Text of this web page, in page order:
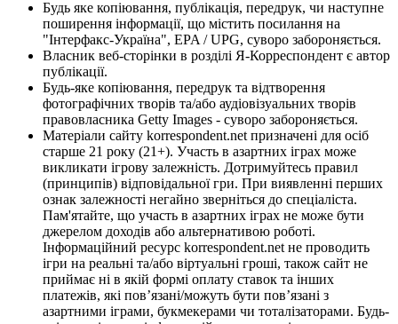
Будь яке копіювання, публікація, передрук, чи наступне
поширення інформації, що містить посилання на
"Інтерфакс-Україна", EPA / UPG, суворо забороняється.
Власник веб-сторінки в розділі Я-Корреспондент є автор
публікації.
Будь-яке копіювання, передрук та відтворення
фотографічних творів та/або аудіовізуальних творів
правовласника Getty Images - суворо забороняється.
Матеріали сайту korrespondent.net призначені для осіб
старше 21 року (21+). Участь в азартних іграх може
викликати ігрову залежність. Дотримуйтесь правил
(принципів) відповідальної гри. При виявленні перших
ознак залежності негайно зверніться до спеціаліста.
Пам'ятайте, що участь в азартних іграх не може бути
джерелом доходів або альтернативою роботі.
Інформаційний ресурс korrespondent.net не проводить
ігри на реальні та/або віртуальні гроші, також сайт не
приймає ні в якій формі оплату ставок та інших
платежів, які пов’язані/можуть бути пов’язані з
азартними іграми, букмекерами чи тоталізаторами. Будь-